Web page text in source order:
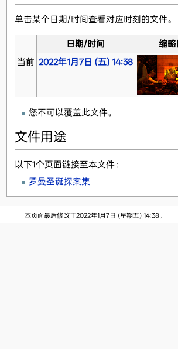
单击某个日期/时间查看对应时刻的文件。
日期/时间
缩
当前 2022年1月7日 (五) 14:38
您不可以覆盖此文件。
文件用途
以下1个页面链接至本文件：
罗曼圣诞探案集
本页面最后修改于2022年1月7日 (星期五) 14:38。